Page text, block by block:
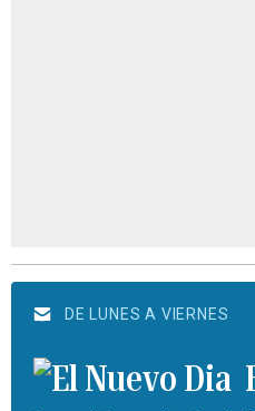
DE LUNES A VIERNES